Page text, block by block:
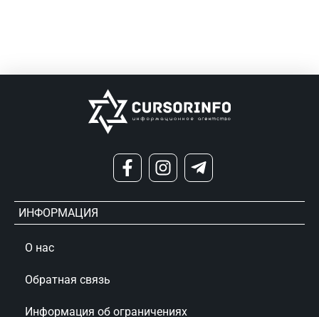
ИНФОРМАЦИЯ
О нас
Обратная связь
Информация об ограничениях